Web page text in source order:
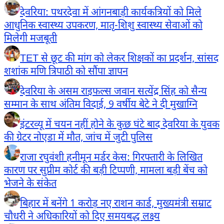
देवरिया: पथरदेवा में आंगनबाड़ी कार्यकत्रियों को मिले
आधुनिक स्वास्थ्य उपकरण, मातृ-शिशु स्वास्थ्य सेवाओं को
मिलेगी मजबूती
TET से छूट की मांग को लेकर शिक्षकों का प्रदर्शन, सांसद
शशांक मणि त्रिपाठी को सौंपा ज्ञापन
देवरिया के असम राइफल्स जवान सत्येंद्र सिंह को सैन्य
सम्मान के साथ अंतिम विदाई, 9 वर्षीय बेटे ने दी मुखाग्नि
इंटरव्यू में चयन नहीं होने के कुछ घंटे बाद देवरिया के युवक
की ग्रेटर नोएडा में मौत, जांच में जुटी पुलिस
राजा रघुवंशी हनीमून मर्डर केस: गिरफ्तारी के लिखित
कारण पर सुप्रीम कोर्ट की बड़ी टिप्पणी, मामला बड़ी बेंच को
भेजने के संकेत
बिहार में बनेंगे 1 करोड़ नए राशन कार्ड, मुख्यमंत्री सम्राट
चौधरी ने अधिकारियों को दिए समयबद्ध लक्ष्य